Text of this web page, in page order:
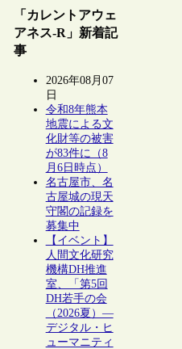
「カレントアウェ
アネス-R」新着記
事
2026年08月07
日
令和8年熊本
地震による文
化財等の被害
が83件に（8
月6日時点）
名古屋市、名
古屋城の現天
守閣の記録を
募集中
【イベント】
人間文化研究
機構DH推進
室、「第5回
DH若手の会
（2026夏）―
デジタル・ヒ
ューマニティ